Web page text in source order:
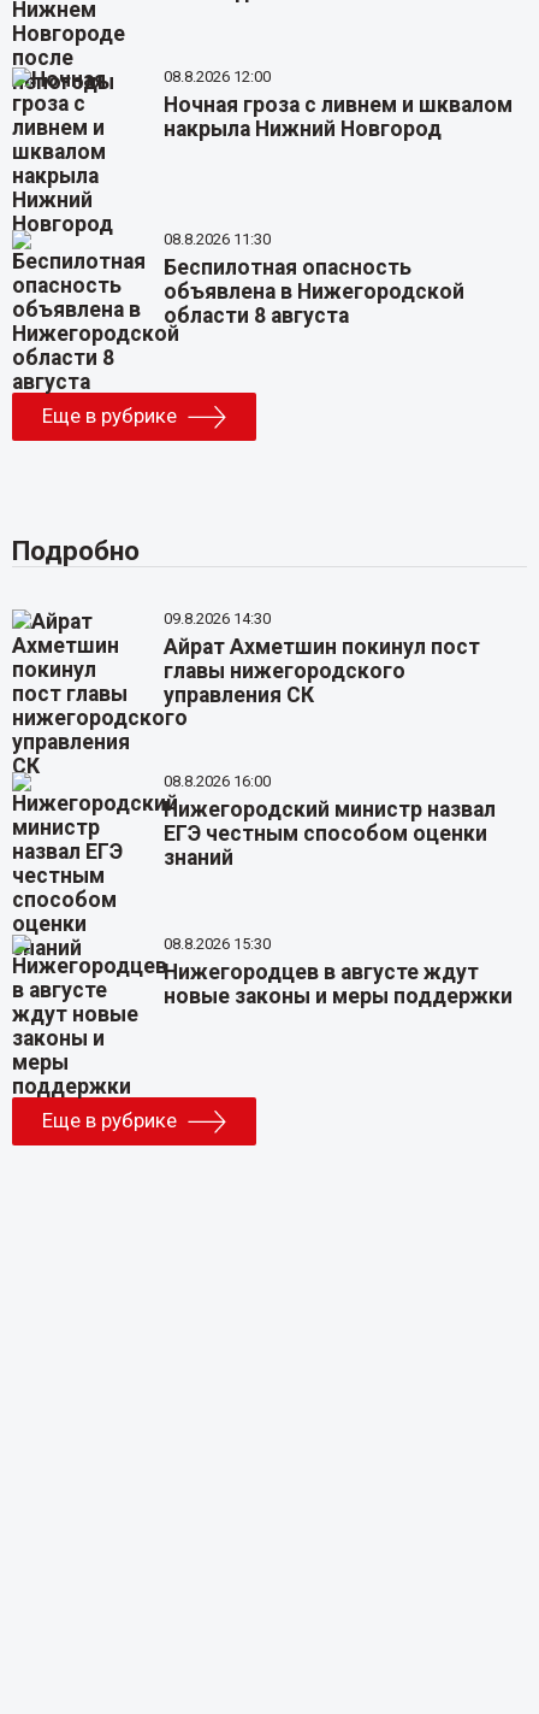
08.8.2026 12:00
Ночная гроза с ливнем и шквалом
накрыла Нижний Новгород
08.8.2026 11:30
Беспилотная опасность
объявлена в Нижегородской
области 8 августа
Еще в рубрике
Подробно
09.8.2026 14:30
Айрат Ахметшин покинул пост
главы нижегородского
управления СК
08.8.2026 16:00
Нижегородский министр назвал
ЕГЭ честным способом оценки
знаний
08.8.2026 15:30
Нижегородцев в августе ждут
новые законы и меры поддержки
Еще в рубрике